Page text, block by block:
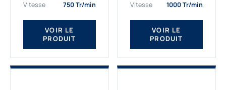
moteur de
qualité Gamak...
Vitesse
750 Tr/min
VOIR LE
PRODUIT
assemblons et
fournissons des
moteurs asynchrones
depuis de
nombreuses...
Vitesse
1000 Tr/min
VOIR LE
PRODUIT